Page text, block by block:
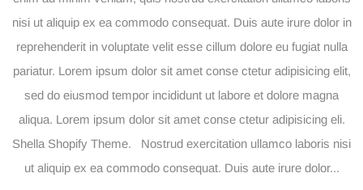
nisi ut aliquip ex ea commodo consequat. Duis aute irure dolor in
reprehenderit in voluptate velit esse cillum dolore eu fugiat nulla
pariatur. Lorem ipsum dolor sit amet conse ctetur adipisicing elit,
sed do eiusmod tempor incididunt ut labore et dolore magna
aliqua. Lorem ipsum dolor sit amet conse ctetur adipisicing eli.
Shella Shopify Theme. Nostrud exercitation ullamco laboris nisi
ut aliquip ex ea commodo consequat. Duis aute irure dolor...